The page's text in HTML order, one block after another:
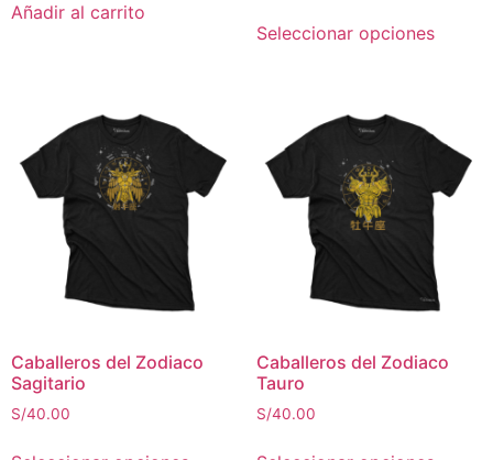
Añadir al carrito
Seleccionar opciones
Caballeros del Zodiaco
Sagitario
S/40.00
Caballeros del Zodiaco
Tauro
S/40.00